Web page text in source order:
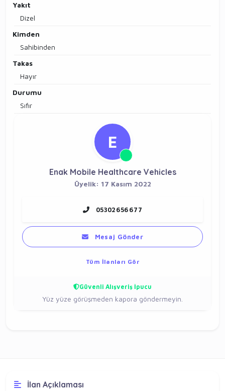
Yakıt
Dizel
Kimden
Sahibinden
Takas
Hayır
Durumu
Sıfır
E
Enak Mobile Healthcare Vehicles
Üyelik: 17 Kasım 2022
05302656677
Mesaj Gönder
Tüm İlanları Gör
Güvenli Alışveriş İpucu
Yüz yüze görüşmeden kapora göndermeyin.
İlan Açıklaması